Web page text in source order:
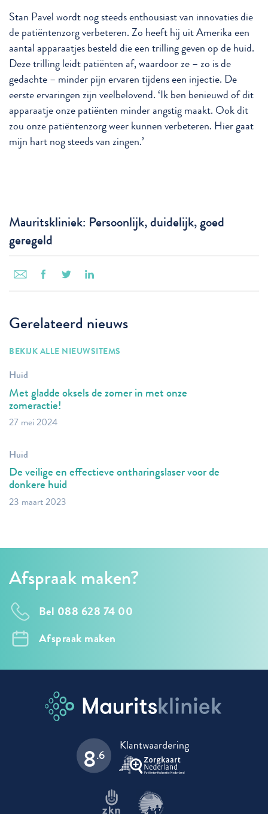
Stan Pavel wordt nog steeds enthousiast van innovaties die
de patiëntenzorg verbeteren. Zo heeft hij uit Amerika een
aantal apparaatjes besteld die een trilling geven op de huid.
Deze trilling leidt patiënten af, waardoor ze – zo is de
gedachte – minder pijn ervaren tijdens een injectie. De
eerste ervaringen zijn veelbelovend. ‘Ik ben benieuwd of dit
apparaatje onze patiënten minder angstig maakt. Ook dit
zou onze patiëntenzorg weer kunnen verbeteren. Hier gaat
mijn hart nog steeds van zingen.’
Mauritskliniek: Persoonlijk, duidelijk, goed
geregeld
Gerelateerd nieuws
BEKIJK ALLE NIEUWSITEMS
Huid
Met gladde oksels de zomer in met onze
zomeractie!
27 mei 2024
Huid
De veilige en effectieve ontharingslaser voor de
donkere huid
23 maart 2023
Afspraak maken?
Bel 088 628 74 00
Afspraak maken
8.6